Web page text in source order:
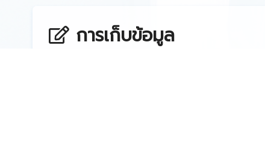
การเก็บข้อมูล